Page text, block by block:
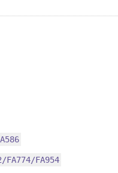
FA774/FA954